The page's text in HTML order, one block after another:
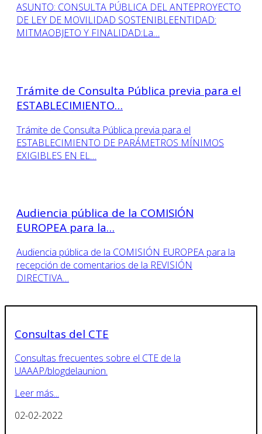
ASUNTO: CONSULTA PÚBLICA DEL ANTEPROYECTO
DE LEY DE MOVILIDAD SOSTENIBLEENTIDAD:
MITMAOBJETO Y FINALIDAD:La…
Trámite de Consulta Pública previa para el
ESTABLECIMIENTO…
Trámite de Consulta Pública previa para el
ESTABLECIMIENTO DE PARÁMETROS MÍNIMOS
EXIGIBLES EN EL…
Audiencia pública de la COMISIÓN
EUROPEA para la…
Audiencia pública de la COMISIÓN EUROPEA para la
recepción de comentarios de la REVISIÓN
DIRECTIVA…
Consultas del CTE
Consultas frecuentes sobre el CTE de la
UAAAP/blogdelaunion.
Leer más...
02-02-2022